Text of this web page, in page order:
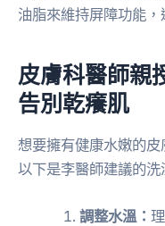
油脂來維持屏障功能
皮膚科醫師親
告別乾癢肌
想要擁有健康水嫩的皮
以下是李醫師建議的洗
調整水溫：